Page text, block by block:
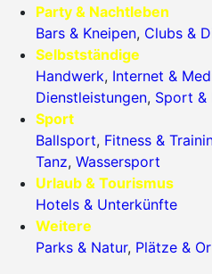
Party & Nachtleben
Bars & Kneipen, Clubs &
Selbstständige
Handwerk, Internet &
Dienstleistungen, Sport &
Sport
Ballsport, Fitness &
Tanz, Wassersport
Urlaub & Tourismus
Hotels & Unterkünfte
Weitere
Parks & Natur, Plätze &